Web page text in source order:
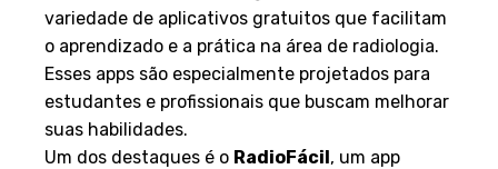
variedade de aplicativos gratuitos que facilitam
o aprendizado e a prática na área de radiologia.
Esses apps são especialmente projetados para
estudantes e profissionais que buscam melhorar
suas habilidades.
Um dos destaques é o RadioFácil, um app